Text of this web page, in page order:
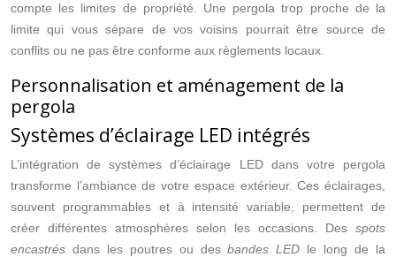
compte les limites de propriété. Une pergola trop proche de la
limite qui vous sépare de vos voisins pourrait être source de
conflits ou ne pas être conforme aux règlements locaux.
Personnalisation et aménagement de la
pergola
Systèmes d’éclairage LED intégrés
L’intégration de systèmes d’éclairage LED dans votre pergola
transforme l’ambiance de votre espace extérieur. Ces éclairages,
souvent programmables et à intensité variable, permettent de
créer différentes atmosphères selon les occasions. Des spots
encastrés dans les poutres ou desbandes LED le long de la